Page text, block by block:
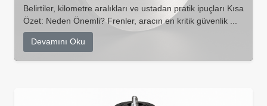
Belirtiler, kilometre aralıkları ve ustadan pratik ipuçları Kısa
Özet: Neden Önemli? Frenler, aracın en kritik güvenlik ...
Devamını Oku